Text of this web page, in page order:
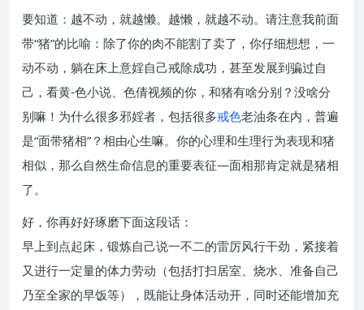
要知道：越不动，就越懒。越懒，就越不动。请注意我前面
带“猪”的比喻：除了你的肉不能割了卖了，你仔细想想，一
动不动，躺在床上意婬自己戒除成功，甚至发展到骗过自
己，看黄-色小说、色倩视频的你，和猪有啥分别？没啥分
别嘛！为什么很多邪婬者，包括很多戒色老油条在内，普遍
是“面带猪相”？相由心生嘛。你的心理和生理行为表现和猪
相似，那么自然生命信息的重要表征—面相那肯定就是猪相
了。
好，你再好好琢磨下面这段话：
早上到点起床，锻炼自己说一不二的雷厉风行干劲，紧接着
又进行一定量的体力劳动（包括打扫居室、烧水、准备自己
乃至全家的早饭等），既能让身体活动开，同时还能增加充